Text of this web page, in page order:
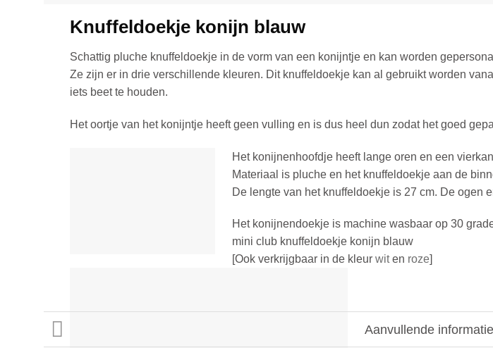
Knuffeldoekje konijn blauw
Schattig pluche knuffeldoekje in de vorm van een konijntje en kan worden
Ze zijn er in drie verschillende kleuren. Dit knuffeldoekje kan al gebruikt worden
iets beet te houden.
Het oortje van het konijntje heeft geen vulling en is dus heel dun zodat het goed
Het konijnenhoofdje heeft lange oren en een
Materiaal is pluche en het knuffeldoekje aan de
De lengte van het knuffeldoekje is 27 cm. De ogen
Het konijnendoekje is machine wasbaar op 30
mini club knuffeldoekje konijn blauw
[Ook verkrijgbaar in de kleur witen roze]
Aanvullende informatie